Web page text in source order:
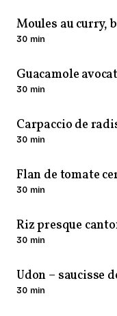
Moules au curry,
30 min
Guacamole
30 min
Carpaccio de
30 min
Flan de tomate
30 min
Riz presque
30 min
Udon – saucisse
30 min